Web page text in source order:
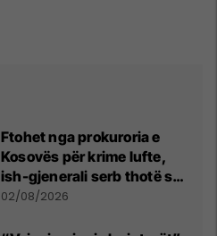
Ftohet nga prokuroria e
Kosovës për krime lufte,
ish-gjenerali serb thotë se
dikush e tradhtoi në
02/08/2026